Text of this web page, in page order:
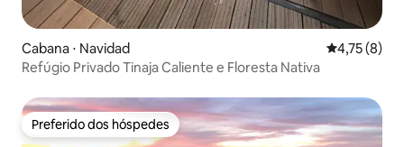
Cabana ⋅ Navidad 4,75 de
4,75 (8)
Refúgio Privado Tinaja Caliente e Floresta Nativa
Preferido dos hóspedes
Preferido dos hóspedes